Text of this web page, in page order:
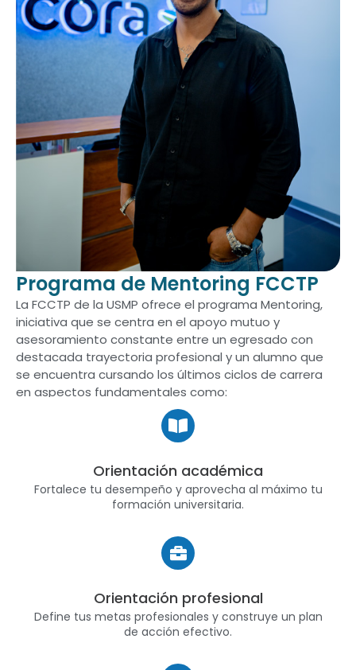
Programa de Mentoring FCCTP
La FCCTP de la USMP ofrece el programa Mentoring,
iniciativa que se centra en el apoyo mutuo y
asesoramiento constante entre un egresado con
destacada trayectoria profesional y un alumno que
se encuentra cursando los últimos ciclos de carrera
en aspectos fundamentales como:
Orientación académica
Fortalece tu desempeño y aprovecha al máximo tu
formación universitaria.
Orientación profesional
Define tus metas profesionales y construye un plan
de acción efectivo.